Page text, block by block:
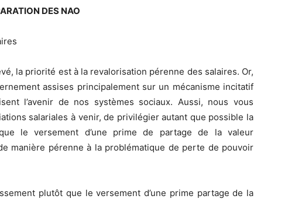
DES NAO
la priorité est à la revalorisation pérenne des salaires. Or,
assises principalement sur un mécanisme incitatif
l’avenir de nos systèmes sociaux. Aussi, nous vous
salariales à venir, de privilégier autant que possible la
le versement d’une prime de partage de la valeur
manière pérenne à la problématique de perte de pouvoir
plutôt que le versement d’une prime partage de la